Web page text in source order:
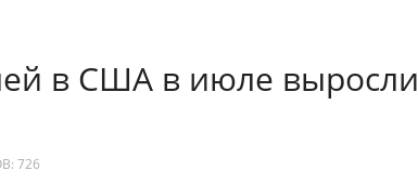
в США в июле выросли
726